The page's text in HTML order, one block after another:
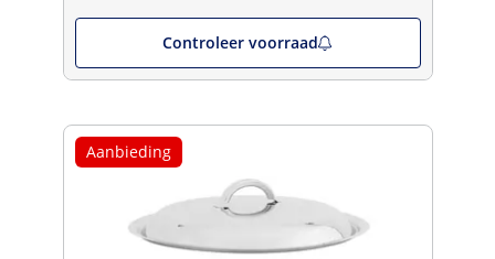
Controleer voorraad
Aanbieding